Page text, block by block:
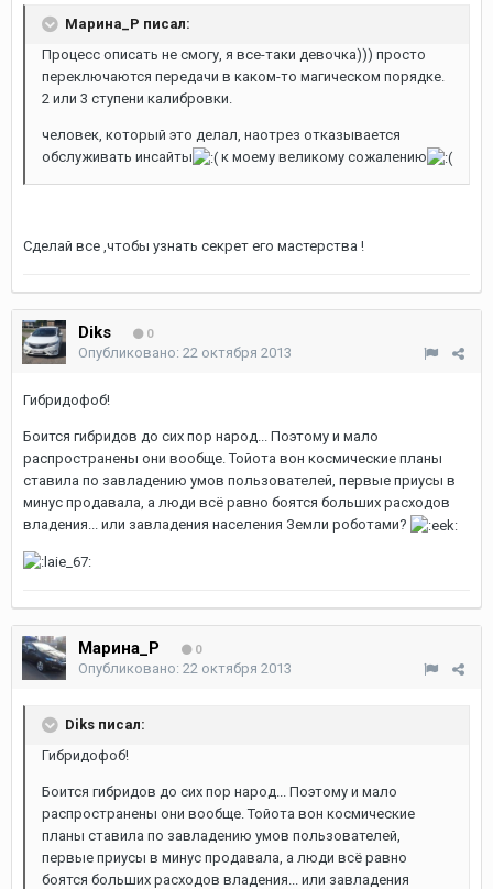
Марина_Р писал:
Процесс описать не смогу, я все-таки девочка))) просто
переключаются передачи в каком-то магическом порядке.
2 или 3 ступени калибровки.
человек, который это делал, наотрез отказывается
обслуживать инсайты
к моему великому сожалению
Сделай все ,чтобы узнать секрет его мастерства !
Diks 0
Опубликовано: 22 октября 2013
Гибридофоб!
Боится гибридов до сих пор народ... Поэтому и мало
распространены они вообще. Тойота вон космические планы
ставила по завладению умов пользователей, первые приусы в
минус продавала, а люди всё равно боятся больших расходов
владения... или завладения населения Земли роботами?
Марина_Р 0
Опубликовано: 22 октября 2013
Diks писал:
Гибридофоб!
Боится гибридов до сих пор народ... Поэтому и мало
распространены они вообще. Тойота вон космические
планы ставила по завладению умов пользователей,
первые приусы в минус продавала, а люди всё равно
боятся больших расходов владения... или завладения